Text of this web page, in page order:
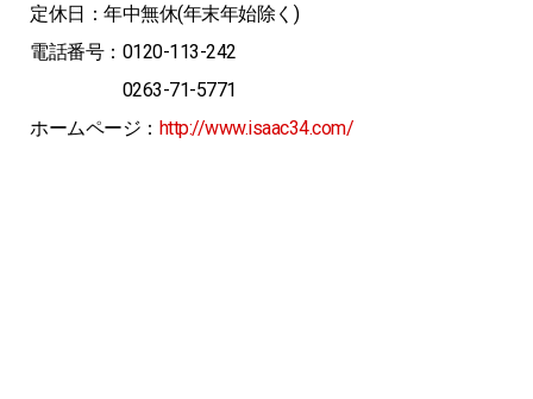
定休日：年中無休(年末年始除く)
電話番号：0120-113-242
0263-71-5771
ホームページ： http://www.isaac34.com/